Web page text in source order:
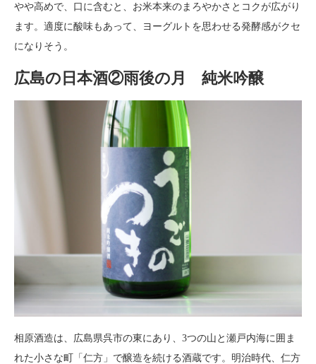
やや高めで、口に含むと、お米本来のまろやかさとコクが広がり
ます。適度に酸味もあって、ヨーグルトを思わせる発酵感がクセ
になりそう。
広島の日本酒②雨後の月 純米吟醸
相原酒造は、広島県呉市の東にあり、3つの山と瀬戸内海に囲ま
れた小さな町「仁方」で醸造を続ける酒蔵です。明治時代、仁方